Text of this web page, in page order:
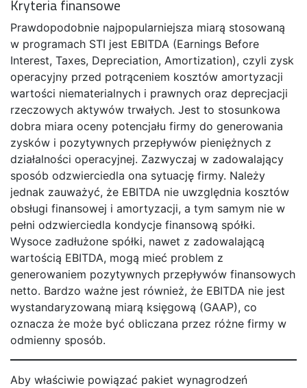
Kryteria finansowe
Prawdopodobnie najpopularniejsza miarą stosowaną
w programach STI jest EBITDA (Earnings Before
Interest, Taxes, Depreciation, Amortization), czyli zysk
operacyjny przed potrąceniem kosztów amortyzacji
wartości niematerialnych i prawnych oraz deprecjacji
rzeczowych aktywów trwałych. Jest to stosunkowa
dobra miara oceny potencjału firmy do generowania
zysków i pozytywnych przepływów pieniężnych z
działalności operacyjnej. Zazwyczaj w zadowalający
sposób odzwierciedla ona sytuację firmy. Należy
jednak zauważyć, że EBITDA nie uwzględnia kosztów
obsługi finansowej i amortyzacji, a tym samym nie w
pełni odzwierciedla kondycje finansową spółki.
Wysoce zadłużone spółki, nawet z zadowalającą
wartością EBITDA, mogą mieć problem z
generowaniem pozytywnych przepływów finansowych
netto. Bardzo ważne jest również, że EBITDA nie jest
wystandaryzowaną miarą księgową (GAAP), co
oznacza że może być obliczana przez różne firmy w
odmienny sposób.
Aby właściwie powiązać pakiet wynagrodzeń